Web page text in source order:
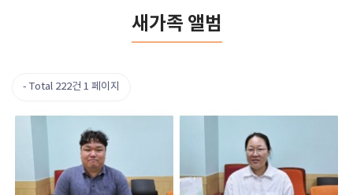
새가족 앨범
Total 222건 1 페이지